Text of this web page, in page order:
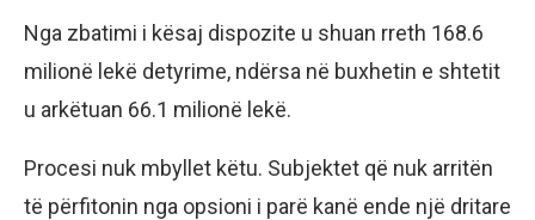
Nga zbatimi i kësaj dispozite u shuan rreth 168.6
milionë lekë detyrime, ndërsa në buxhetin e shtetit
u arkëtuan 66.1 milionë lekë.
Procesi nuk mbyllet këtu. Subjektet që nuk arritën
të përfitonin nga opsioni i parë kanë ende një dritare